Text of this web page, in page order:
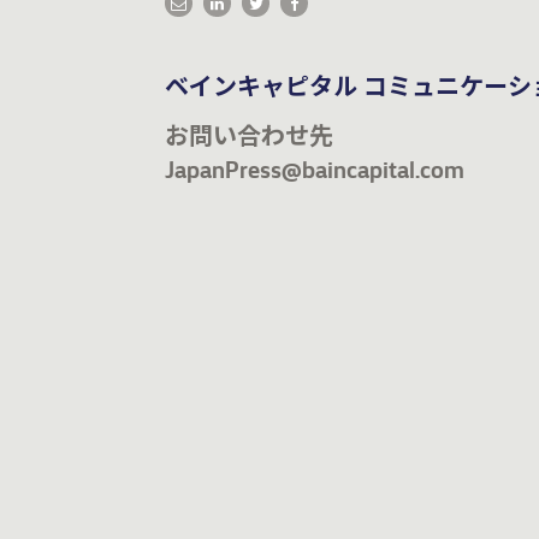
ベインキャピタル コミュニケー
お問い合わせ先
JapanPress@baincapital.com